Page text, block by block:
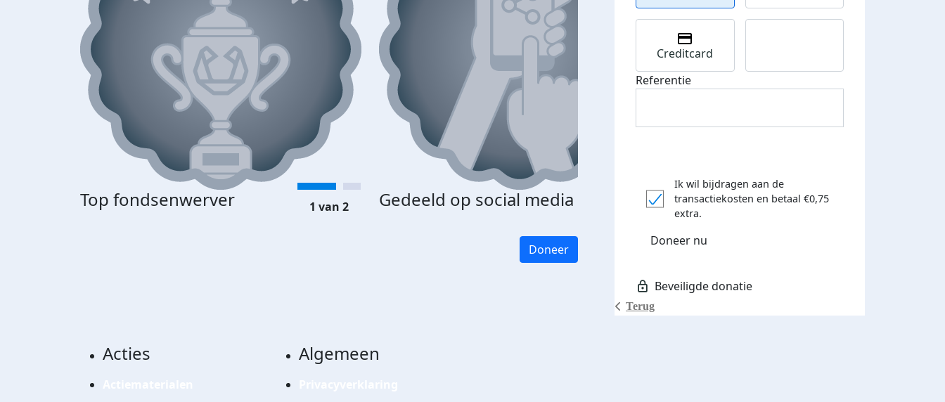
Top fondsenwerver Gedeeld op social media Donateurs bedankt
1 van 2
Doneer
Terug
Creditcard
Referentie
Ik wil bijdragen aan de
transactiekosten en betaal €0,75
extra.
Doneer nu
Acties Algemeen